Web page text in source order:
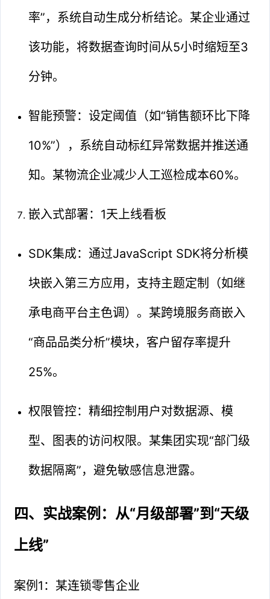
率”，系统自动生成分析结论。某企业通过
该功能，将数据查询时间从5小时缩短至3
分钟。
智能预警：设定阈值（如“销售额环比下降
10%”），系统自动标红异常数据并推送通
知。某物流企业减少人工巡检成本60%。
嵌入式部署：1天上线看板
SDK集成：通过JavaScript SDK将分析模
块嵌入第三方应用，支持主题定制（如继
承电商平台主色调）。某跨境服务商嵌入
“商品品类分析”模块，客户留存率提升
25%。
权限管控：精细控制用户对数据源、模
型、图表的访问权限。某集团实现“部门级
数据隔离”，避免敏感信息泄露。
四、实战案例：从“月级部署”到“天级
上线”
案例1：某连锁零售企业